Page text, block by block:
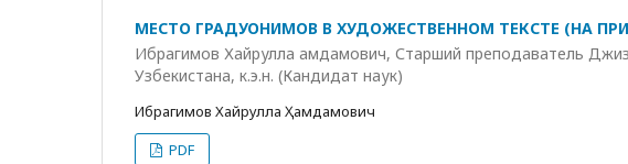
МЕСТО ГРАДУОНИМОВ В ХУДОЖЕСТВЕННОМ ТЕКСТЕ (НА
Ибрагимов Хайрулла Ҳамдамович, Старший преподаватель
Узбекистана, к.э.н. (Кандидат наук)
Ибрагимов Хайрулла Ҳамдамович
PDF